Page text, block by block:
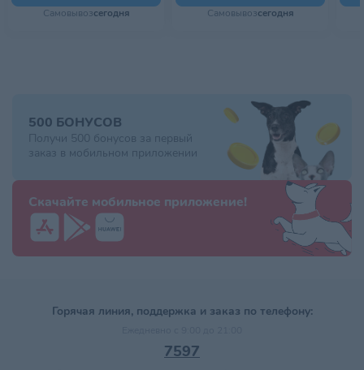
Самовывозсегодня Самовывозсегодня
500 БОНУСОВ
Получи 500 бонусов за первый
заказ в мобильном приложении
Скачайте мобильное приложение!
Горячая линия, поддержка и заказ по телефону:
7597